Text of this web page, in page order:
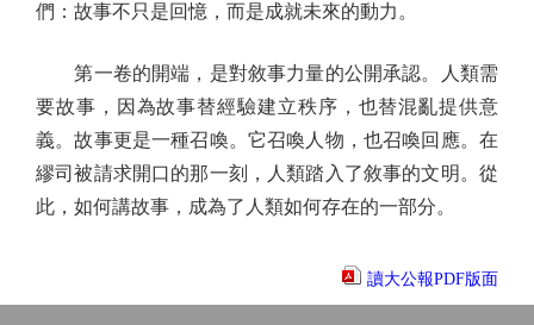
們：故事不只是回憶，而是成就未來的動力。
第一卷的開端，是對敘事力量的公開承認。人類需
要故事，因為故事替經驗建立秩序，也替混亂提供意
義。故事更是一種召喚。它召喚人物，也召喚回應。在
繆司被請求開口的那一刻，人類踏入了敘事的文明。從
此，如何講故事，成為了人類如何存在的一部分。
讀大公報PDF版面